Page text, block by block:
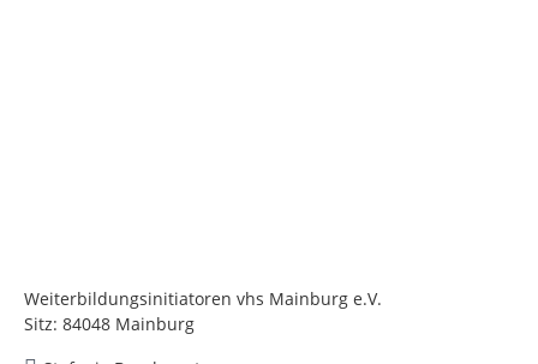
Weiterbildungsinitiatoren vhs Mainburg e.V.
Sitz: 84048 Mainburg